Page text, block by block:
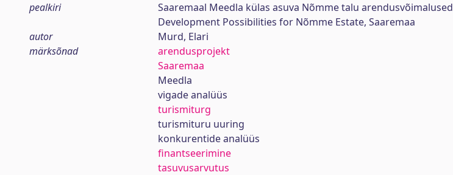
pealkiri
Saaremaal Meedla külas asuva Nõmme talu arendusvõimalused
Development Possibilities for Nõmme Estate, Saaremaa
autor
Murd, Elari
märksõnad
arendusprojekt
Saaremaa
Meedla
vigade analüüs
turismiturg
turismituru uuring
konkurentide analüüs
finantseerimine
tasuvusarvutus